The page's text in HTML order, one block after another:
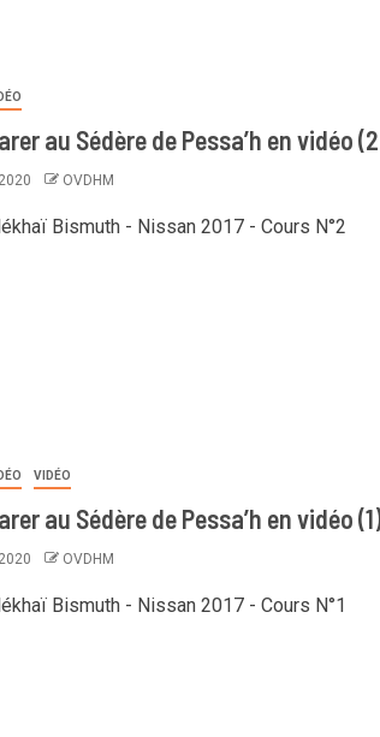
au Sédère de Pessa’h en vidéo
OVDHM
Bismuth - Nissan 2017 - Cours N°2
VIDÉO
au Sédère de Pessa’h en vidéo
OVDHM
Bismuth - Nissan 2017 - Cours N°1